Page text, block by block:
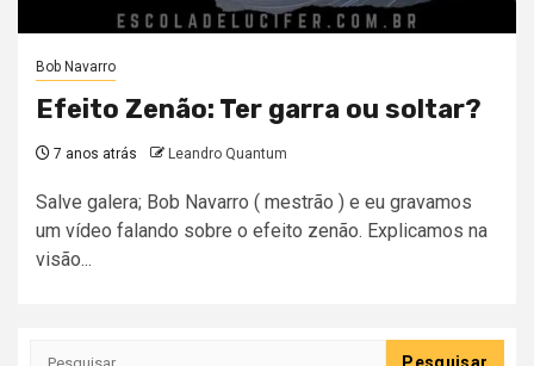
Bob Navarro
Efeito Zenão: Ter garra ou soltar?
7 anos atrás Leandro Quantum
Salve galera; Bob Navarro ( mestrão ) e eu gravamos
um vídeo falando sobre o efeito zenão. Explicamos na
visão...
Pesquisar